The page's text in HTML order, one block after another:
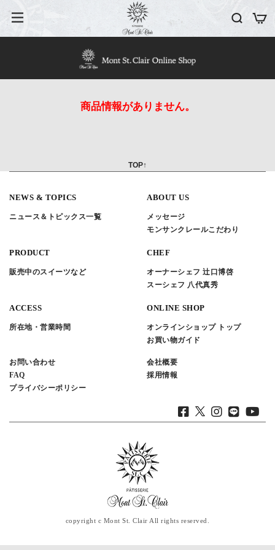
商品情報がありません。
TOP↑
NEWS & TOPICS
ニュース＆トピックス一覧
ABOUT US
メッセージ
モンサンクレールこだわり
PRODUCT
販売中のスイーツなど
CHEF
オーナーシェフ 辻口博啓
スーシェフ 八代真秀
ACCESS
所在地・営業時間
ONLINE SHOP
オンラインショップ トップ
お買い物ガイド
お問い合わせ
FAQ
プライバシーポリシー
会社概要
採用情報
copyright c Mont St. Clair All rights reserved.